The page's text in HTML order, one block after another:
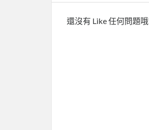
還沒有 Like 任何問題哦